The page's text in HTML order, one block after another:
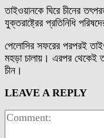
তাইওয়ানকে ঘিরে চীনের
যুক্তরাষ্ট্রের প্রতিনিধি
পেলোসির সফরের পরপরই
মহড়া চালায়। এরপর থেকেই
চীন।
LEAVE A REPLY